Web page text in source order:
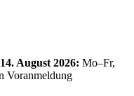
August 2026: Mo–Fr,
Voranmeldung